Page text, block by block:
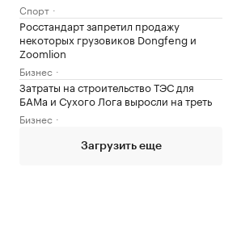
Спорт
Росстандарт запретил продажу
некоторых грузовиков Dongfeng и
Zoomlion
Бизнес
Затраты на строительство ТЭС для
БАМа и Сухого Лога выросли на треть
Бизнес
Загрузить еще